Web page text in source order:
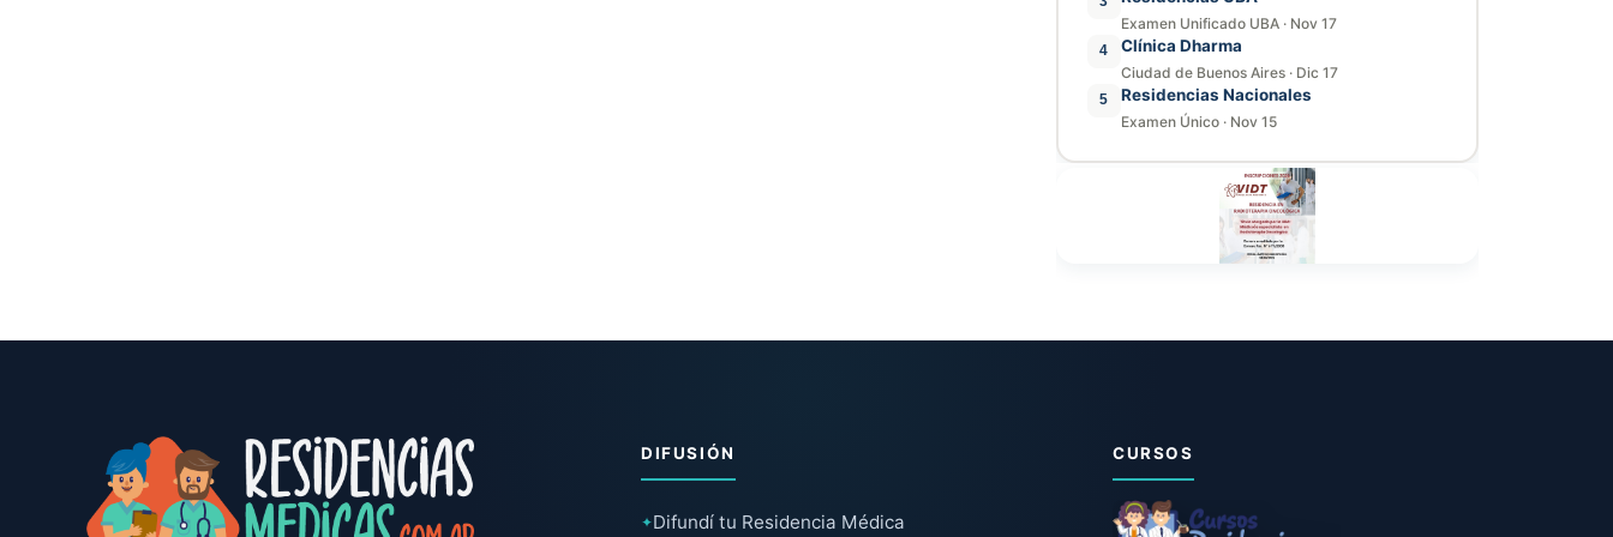
Examen Unificado UBA · Nov 17
4 Clínica Dharma
Ciudad de Buenos Aires · Dic 17
5 Residencias Nacionales
Examen Único · Nov 15
DIFUSIÓN
✦Difundí tu Residencia Médica
CURSOS